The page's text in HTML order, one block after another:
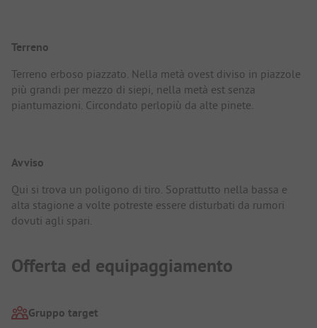
Terreno
Terreno erboso piazzato. Nella metà ovest diviso in piazzole
più grandi per mezzo di siepi, nella metà est senza
piantumazioni. Circondato perlopiù da alte pinete.
Avviso
Qui si trova un poligono di tiro. Soprattutto nella bassa e
alta stagione a volte potreste essere disturbati da rumori
dovuti agli spari.
Offerta ed equipaggiamento
Gruppo target